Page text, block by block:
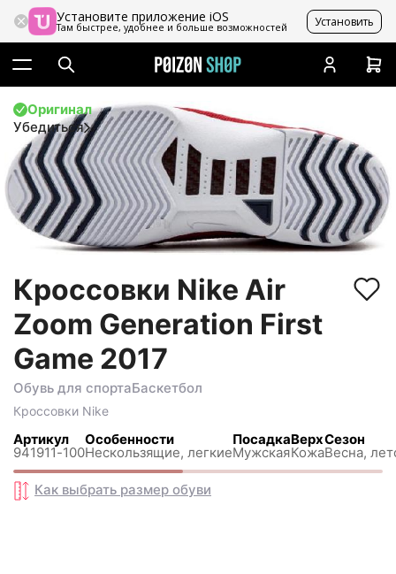
Установите приложение iOS
Там быстрее, удобнее и больше возможностей Установить
Оригинал
Убедиться
Кроссовки Nike Air
Zoom Generation First
Game 2017
Обувь для спортаБаскетбол
Кроссовки Nike
Артикул
941911-100
Особенности
Нескользящиe, легкие
Посадка
Мужская
Верх
Кожа
Сезон
Весна,
Как выбрать размер обуви